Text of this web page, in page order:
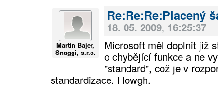
Martin Bajer,
Snaggi, s.r.o.
Re:Re:Re:Placený
18. 05. 2009, 16:25:37
Microsoft měl doplnit již
o chybějící funkce a ne
"standard", což je v
standardizace. Howgh.